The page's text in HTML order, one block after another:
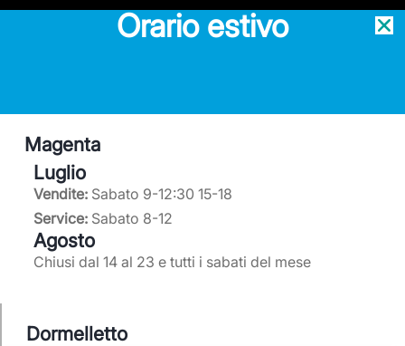
Service partner Volkswagen
Orario estivo
Magenta
Luglio
Vendite: Sabato 9-12:30 15-18
Service: Sabato 8-12
Agosto
Chiusi dal 14 al 23 e tutti i sabati del mese
Dormelletto